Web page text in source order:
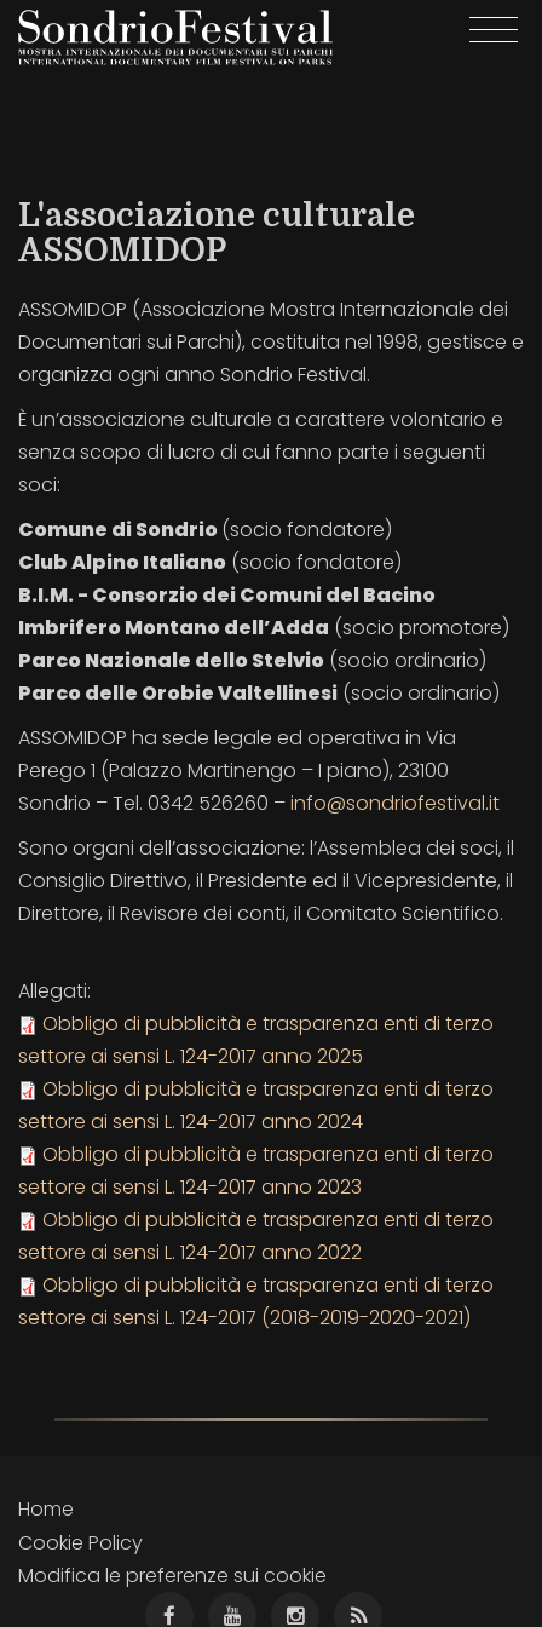
Salta
L'associazione culturale
ASSOMIDOP
ASSOMIDOP (Associazione Mostra Internazionale dei
Documentari sui Parchi), costituita nel 1998, gestisce e
organizza ogni anno Sondrio Festival.
È un’associazione culturale a carattere volontario e
senza scopo di lucro di cui fanno parte i seguenti
soci:
Comune di Sondrio(socio fondatore)
Club Alpino Italiano (socio fondatore)
B.I.M. - Consorzio dei Comuni del Bacino
Imbrifero Montano dell’Adda (socio promotore)
Parco Nazionale dello Stelvio (socio ordinario)
Parco delle Orobie Valtellinesi (socio ordinario)
ASSOMIDOP ha sede legale ed operativa in Via
Perego 1 (Palazzo Martinengo – I piano), 23100
Sondrio – Tel. 0342 526260 –info@sondriofestival.it
Sono organi dell’associazione: l’Assemblea dei soci, il
Consiglio Direttivo, il Presidente ed il Vicepresidente, il
Direttore, il Revisore dei conti, il Comitato Scientifico.
Allegati:
Obbligo di pubblicità e trasparenza enti di terzo
settore ai sensi L. 124-2017 anno 2025
Obbligo di pubblicità e trasparenza enti di terzo
settore ai sensi L. 124-2017 anno 2024
Obbligo di pubblicità e trasparenza enti di terzo
settore ai sensi L. 124-2017 anno 2023
Obbligo di pubblicità e trasparenza enti di terzo
settore ai sensi L. 124-2017 anno 2022
Obbligo di pubblicità e trasparenza enti di terzo
settore ai sensi L. 124-2017 (2018-2019-2020-2021)
Home
Cookie Policy
Modifica le preferenze sui cookie